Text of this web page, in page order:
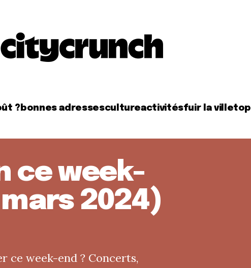
? bonnes adressescultureactivitésfuir la villetop
ce week-
2024)
ce week-end ? Concerts,